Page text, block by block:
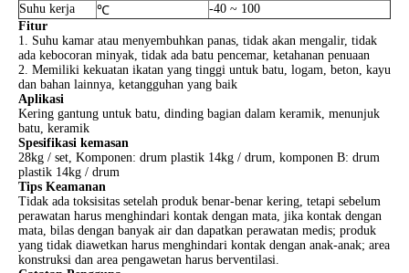
Suhu kerja
℃
-40 ~ 100
Fitur
1. Suhu kamar atau menyembuhkan panas, tidak akan mengalir, tidak
ada kebocoran minyak, tidak ada batu pencemar, ketahanan penuaan
2. Memiliki kekuatan ikatan yang tinggi untuk batu, logam, beton, kayu
dan bahan lainnya, ketangguhan yang baik
Aplikasi
Kering gantung untuk batu, dinding bagian dalam keramik, menunjuk
batu, keramik
Spesifikasi kemasan
28kg / set, Komponen: drum plastik 14kg / drum, komponen B: drum
plastik 14kg / drum
Tips Keamanan
Tidak ada toksisitas setelah produk benar-benar kering, tetapi sebelum
perawatan harus menghindari kontak dengan mata, jika kontak dengan
mata, bilas dengan banyak air dan dapatkan perawatan medis; produk
yang tidak diawetkan harus menghindari kontak dengan anak-anak; area
konstruksi dan area pengawetan harus berventilasi.